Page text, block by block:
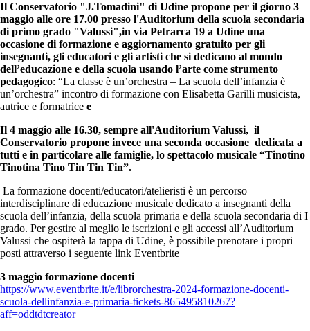
Il Conservatorio "J.Tomadini" di Udine propone per il giorno 3
maggio alle ore 17.00 presso l'Auditorium della scuola secondaria
di primo grado "Valussi",in via Petrarca 19 a Udine una
occasione di formazione e aggiornamento gratuito per gli
insegnanti, gli educatori e gli artisti che si dedicano al mondo
dell’educazione e della scuola usando l’arte come strumento
pedagogico: “La classe è un’orchestra – La scuola dell’infanzia è
un’orchestra” incontro di formazione con Elisabetta Garilli musicista,
autrice e formatrice e
Il 4 maggio alle 16.30, sempre all'Auditorium Valussi, il
Conservatorio propone invece una seconda occasione dedicata a
tutti e in particolare alle famiglie, lo spettacolo musicale “Tinotino
Tinotina Tino Tin Tin Tin”.
La formazione docenti/educatori/atelieristi è un percorso
interdisciplinare di educazione musicale dedicato a insegnanti della
scuola dell’infanzia, della scuola primaria e della scuola secondaria di I
grado. Per gestire al meglio le iscrizioni e gli accessi all’Auditorium
Valussi che ospiterà la tappa di Udine, è possibile prenotare i propri
posti attraverso i seguente link Eventbrite
3 maggio formazione docenti
https://www.eventbrite.it/e/librorchestra-2024-formazione-docenti-
scuola-dellinfanzia-e-primaria-tickets-865495810267?
aff=oddtdtcreator